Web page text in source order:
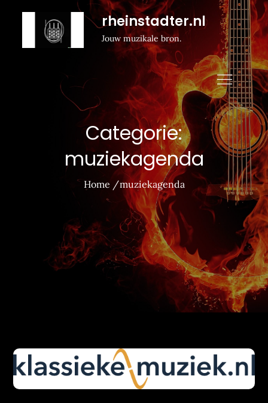
rheinstadter.nl
Jouw muzikale bron.
Categorie:
muziekagenda
Home muziekagenda